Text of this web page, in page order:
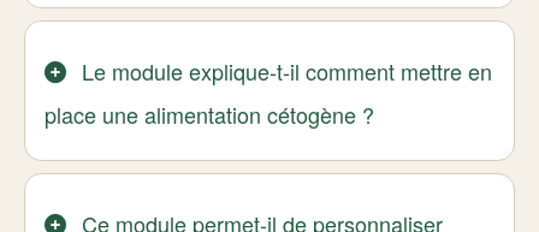
Le module explique-t-il comment mettre en
place une alimentation cétogène ?
Ce module permet-il de personnaliser